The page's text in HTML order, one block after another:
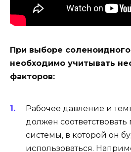
При выборе
необходимо учитывать
факторов:
Рабочее давление и
должен
системы, в которой он
использоваться.